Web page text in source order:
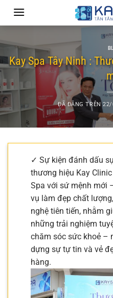
dung
Kay Spa Tây Ninh :
ĐÃ ĐĂNG TRÊN22/
✓ Sự kiện đánh dấu
thương hiệu Kay
Spa với sứ mệnh mới
vụ làm đẹp chất
nghệ tiên tiến, nhằm
những trải nghiệm
chăm sóc sức khoẻ –
dựng sự tự tin và vẻ
hàng.